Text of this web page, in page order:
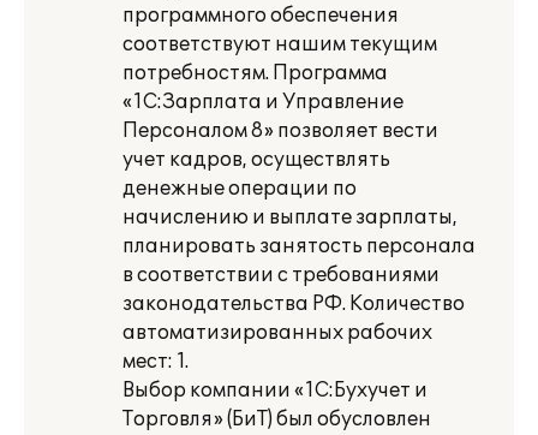
программного обеспечения
соответствуют нашим текущим
потребностям. Программа
«1С:Зарплата и Управление
Персоналом 8» позволяет вести
учет кадров, осуществлять
денежные операции по
начислению и выплате зарплаты,
планировать занятость персонала
в соответствии с требованиями
законодательства РФ. Количество
автоматизированных рабочих
мест: 1.
Выбор компании «1С:Бухучет и
Торговля» (БиТ) был обусловлен